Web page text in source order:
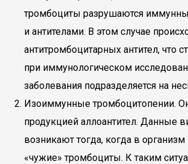
тромбоциты разрушаются
и антителами. В этом случае
антитромбоцитарных антител, что
при иммунологическом
заболевания подразделяется на
Изоиммунные тромбоцитопении.
продукцией аллоантител. Данные
возникают тогда, когда в
«чужие» тромбоциты. К таким